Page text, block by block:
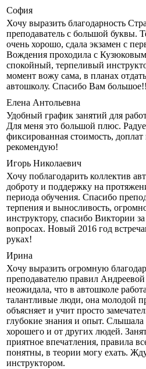
София
Хочу выразить благодарность
преподаватель с большой буквы.
очень хорошо, сдала экзамен с
Вождения проходила с
спокойный, терпеливый
момент вожу сама, в планах
автошколу. Спасибо Вам
Елена Антольевна
Удобный график занятий для
Для меня это большой плюс.
фиксированная стоимость,
рекомендую!
Игорь Николаевич
Хочу поблагодарить коллектив
доброту и поддержку на
периода обучения. Спасибо
терпения и выносливость,
инструктору, спасибо Виктории
вопросах. Новый 2016 год
руках!
Ирина
Хочу выразить огромную
преподавателю правил
неожидала, что в автошколе
талантливые люди, она молодой
объясняет и учит просто
глубокие знания и опыт.
хорошего и от других людей.
приятное впечатления, правила
понятны, в теории могу ехать.
инструктором.